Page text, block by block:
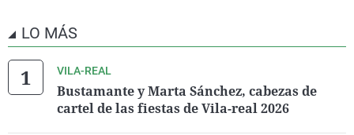
LO MÁS
VILA-REAL
Bustamante y Marta Sánchez, cabezas de
cartel de las fiestas de Vila-real 2026